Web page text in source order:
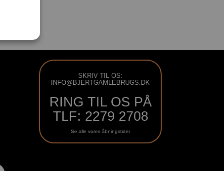
SKRIV TIL OS:
INFO@BJERTGAMLEBRUGS.DK
RING TIL OS PÅ
TLF: 2279 2708
Se alle vores åbningstider